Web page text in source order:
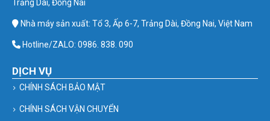
Trảng Dài, Đồng Nai
Nhà máy sản xuất: Tổ 3, Ấp 6-7, Trảng Dài, Đồng Nai, Việt Nam
Hotline/ZALO: 0986. 838. 090
DỊCH VỤ
CHÍNH SÁCH BẢO MẬT
CHÍNH SÁCH VẬN CHUYỂN